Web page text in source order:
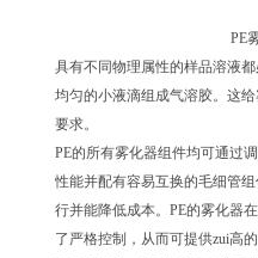
PE
具有不同物理属性的样品溶液
均匀的小液滴组成气溶胶。这
要求。
PE的所有雾化器组件均可通过
性能并配有容易互换的毛细管
行并能降低成本。PE的雾化器
了严格控制，从而可提供zui高